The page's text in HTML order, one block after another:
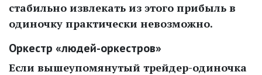
стабильно извлекать из этого прибыль в
одиночку практически невозможно.
Оркестр «людей-оркестров»
Если вышеупомянутый трейдер-одиночка